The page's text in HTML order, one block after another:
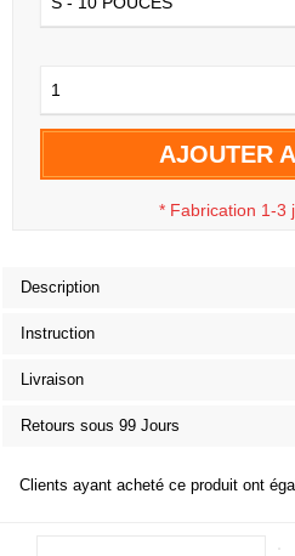
1
AJOUTER
* Fabrication 1-3
Description
Instruction
Livraison
Retours sous 99 Jours
Clients ayant acheté ce produit ont